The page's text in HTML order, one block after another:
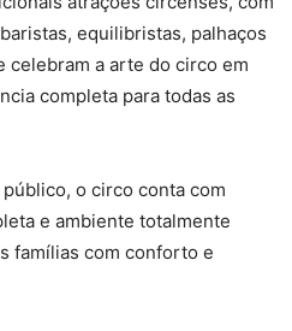
equilibristas, palhaços
celebram a arte do circo em
completa para todas as
o circo conta com
e ambiente totalmente
famílias com conforto e